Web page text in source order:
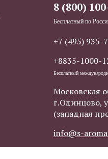
8 (800)
Бесплатный по
+7 (495) 935-
+8835-1000-
Бесплатный
Московская
г.Одинцово,
(западная
info@s-